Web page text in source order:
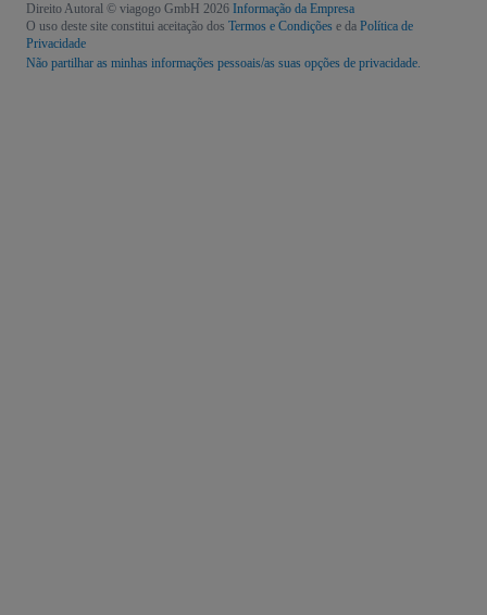
Direito Autoral © viagogo GmbH 2026 Informação da Empresa
O uso deste site constitui aceitação dos Termos e Condições e da Política de
Privacidade
Não partilhar as minhas informações pessoais/as suas opções de privacidade.